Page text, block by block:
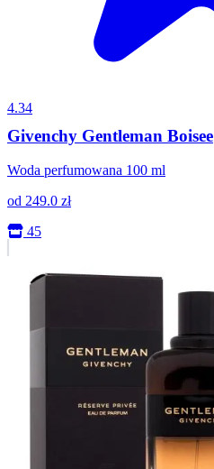
4.34
Givenchy Gentleman Boisee
Woda perfumowana 100 ml
od 249.0 zł
45